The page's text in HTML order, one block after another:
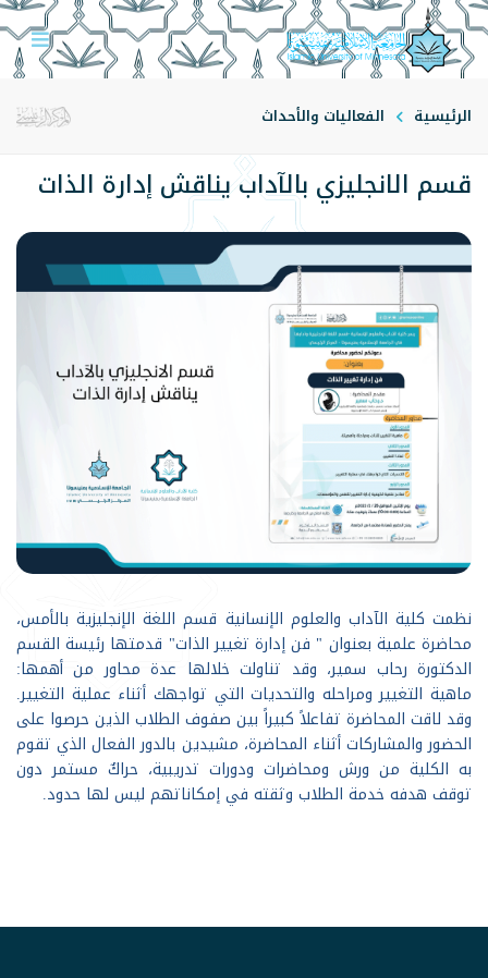
الرئيسية الفعاليات والأحداث
قسم الانجليزي بالآداب يناقش إدارة الذات
نظمت كلية الآداب والعلوم الإنسانية قسم اللغة الإنجليزية بالأمس،
محاضرة علمية بعنوان " فن إدارة تغيير الذات" قدمتها رئيسة القسم
الدكتورة رحاب سمير، وقد تناولت خلالها عدة محاور من أهمها:
ماهية التغيير ومراحله والتحديات التي تواجهك أثناء عملية التغيير.
وقد لاقت المحاضرة تفاعلاً كبيراً بين صفوف الطلاب الذين حرصوا على
الحضور والمشاركات أثناء المحاضرة، مشيدين بالدور الفعال الذي تقوم
به الكلية من ورش ومحاضرات ودورات تدريبية، حراكٌ مستمر دون
توقف هدفه خدمة الطلاب وثقته في إمكاناتهم ليس لها حدود.